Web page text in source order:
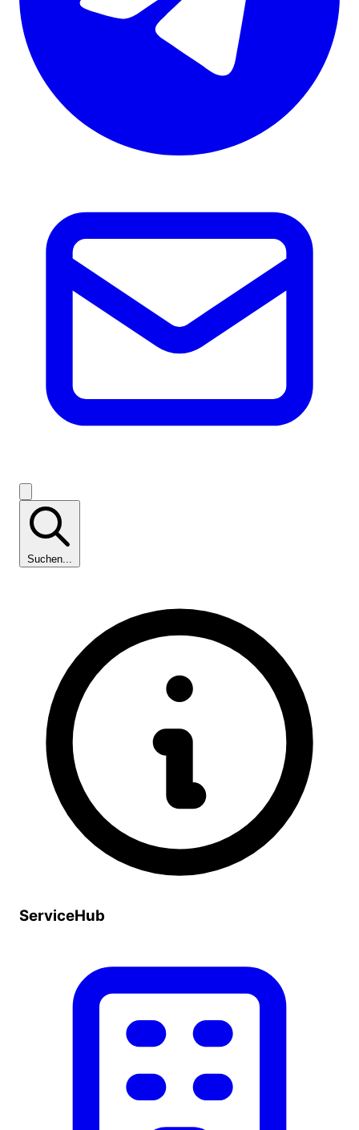
Suchen...
ServiceHub